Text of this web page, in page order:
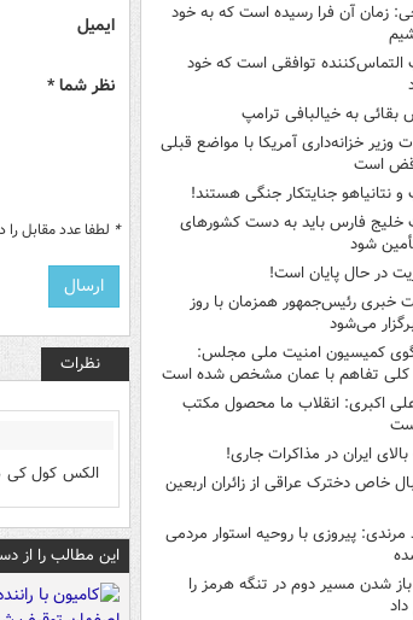
زمان آن فرا رسیده است که به خود
التماس‌کننده توافقی است که خود
بقائی به خیالبافی ترامپ
وزیر خزانه‌داری آمریکا با مواضع قبلی
است
و نتانیاهو جنایتکار جنگی هستند!
خلیج فارس باید به دست کشورهای
شود
در حال پایان است!
رئیس‌جمهور همزمان با روز
می‌شود
کمیسیون امنیت ملی مجلس:
کلی تفاهم با عمان مشخص شده است
اکبری: انقلاب ما محصول مکتب
ایران در مذاکرات جاری!
خاص دخترک عراقی از زائران اربعین
پیروزی با روحیه استوار مردمی
باز شدن مسیر دوم در تنگه هرمز را
ایمیل
نظر شما *
* لطفا عدد مقابل را
نظرات
الکس کول کی
این مطالب را از